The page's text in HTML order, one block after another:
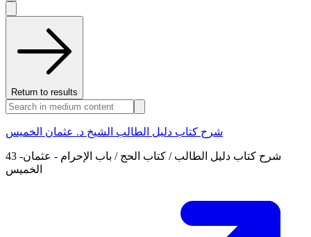
Return to results
شرح كتاب دليل الطالب الشيخ د. عثمان الخميس
43 -شرح كتاب دليل الطالب / كتاب الحج / باب الإحرام - عثمان
الخميس